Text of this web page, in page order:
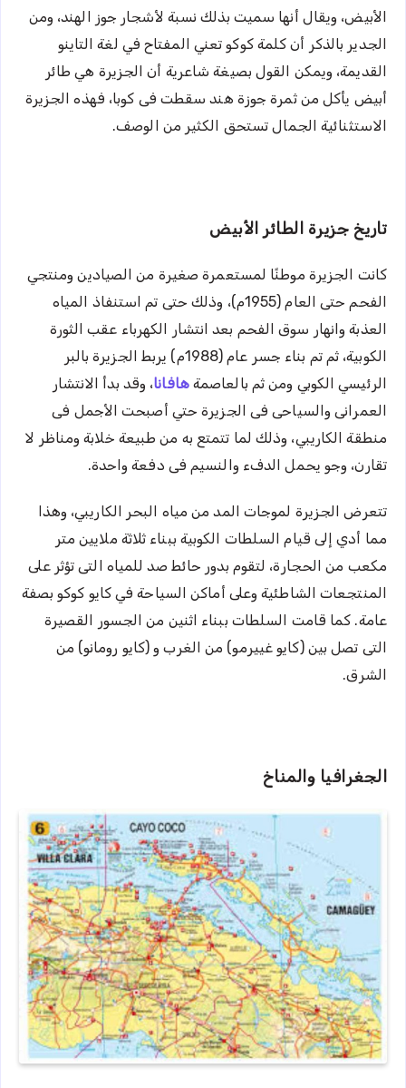
الأبيض، ويقال أنها سميت بذلك نسبة لأشجار جوز الهند، ومن
الجدير بالذكر أن كلمة كوكو تعني المفتاح في لغة التاينو
القديمة، ويمكن القول بصيغة شاعرية أن الجزيرة هي طائر
أبيض يأكل من ثمرة جوزة هند سقطت فى كوبا، فهذه الجزيرة
الاستثنائية الجمال تستحق الكثير من الوصف.
تاريخ جزيرة الطائر الأبيض
كانت الجزيرة موطنًا لمستعمرة صغيرة من الصيادين ومنتجي
الفحم حتى العام (1955م)، وذلك حتى تم استنفاذ المياه
العذبة وانهار سوق الفحم بعد انتشار الكهرباء عقب الثورة
الكوبية، ثم تم بناء جسر عام (1988م) يربط الجزيرة بالبر
الرئيسي الكوبي ومن ثم بالعاصمةهافانا، وقد بدأ الانتشار
العمرانى والسياحى فى الجزيرة حتي أصبحت الأجمل فى
منطقة الكاريبي، وذلك لما تتمتع به من طبيعة خلابة ومناظر لا
تقارن، وجو يحمل الدفء والنسيم فى دفعة واحدة.
تتعرض الجزيرة لموجات المد من مياه البحر الكاريبي، وهذا
مما أدي إلى قيام السلطات الكوبية ببناء ثلاثة ملايين متر
مكعب من الحجارة، لتقوم بدور حائط صد للمياه التى تؤثر على
المنتجعات الشاطئية وعلى أماكن السياحة في كايو كوكو بصفة
عامة. كما قامت السلطات ببناء اثنين من الجسور القصيرة
التى تصل بين (كايو غييرمو) من الغرب و (كايو رومانو) من
الشرق.
الجغرافيا والمناخ